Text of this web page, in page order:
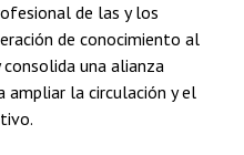
de las y los
de conocimiento al
una alianza
ampliar la circulación y el